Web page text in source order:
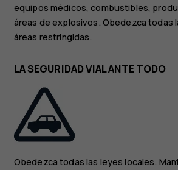
equipos médicos, combustibles,
áreas de explosivos. Obedezca todas
áreas restringidas.
LA SEGURIDAD VIAL ANTE TODO
Obedezca todas las leyes locales.